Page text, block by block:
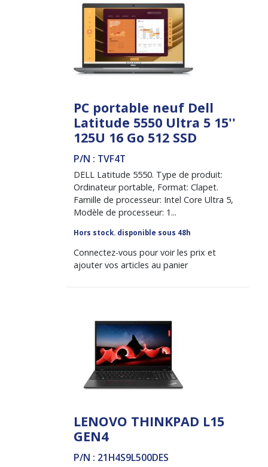
PC portable neuf Dell
Latitude 5550 Ultra 5 15''
125U 16 Go 512 SSD
P/N : TVF4T
DELL Latitude 5550. Type de produit:
Ordinateur portable, Format: Clapet.
Famille de processeur: Intel Core Ultra 5,
Modèle de processeur: 1...
Hors stock. disponible sous 48h
Connectez-vous pour voir les prix et
ajouter vos articles au panier
LENOVO THINKPAD L15
GEN4
P/N : 21H4S9L500DES